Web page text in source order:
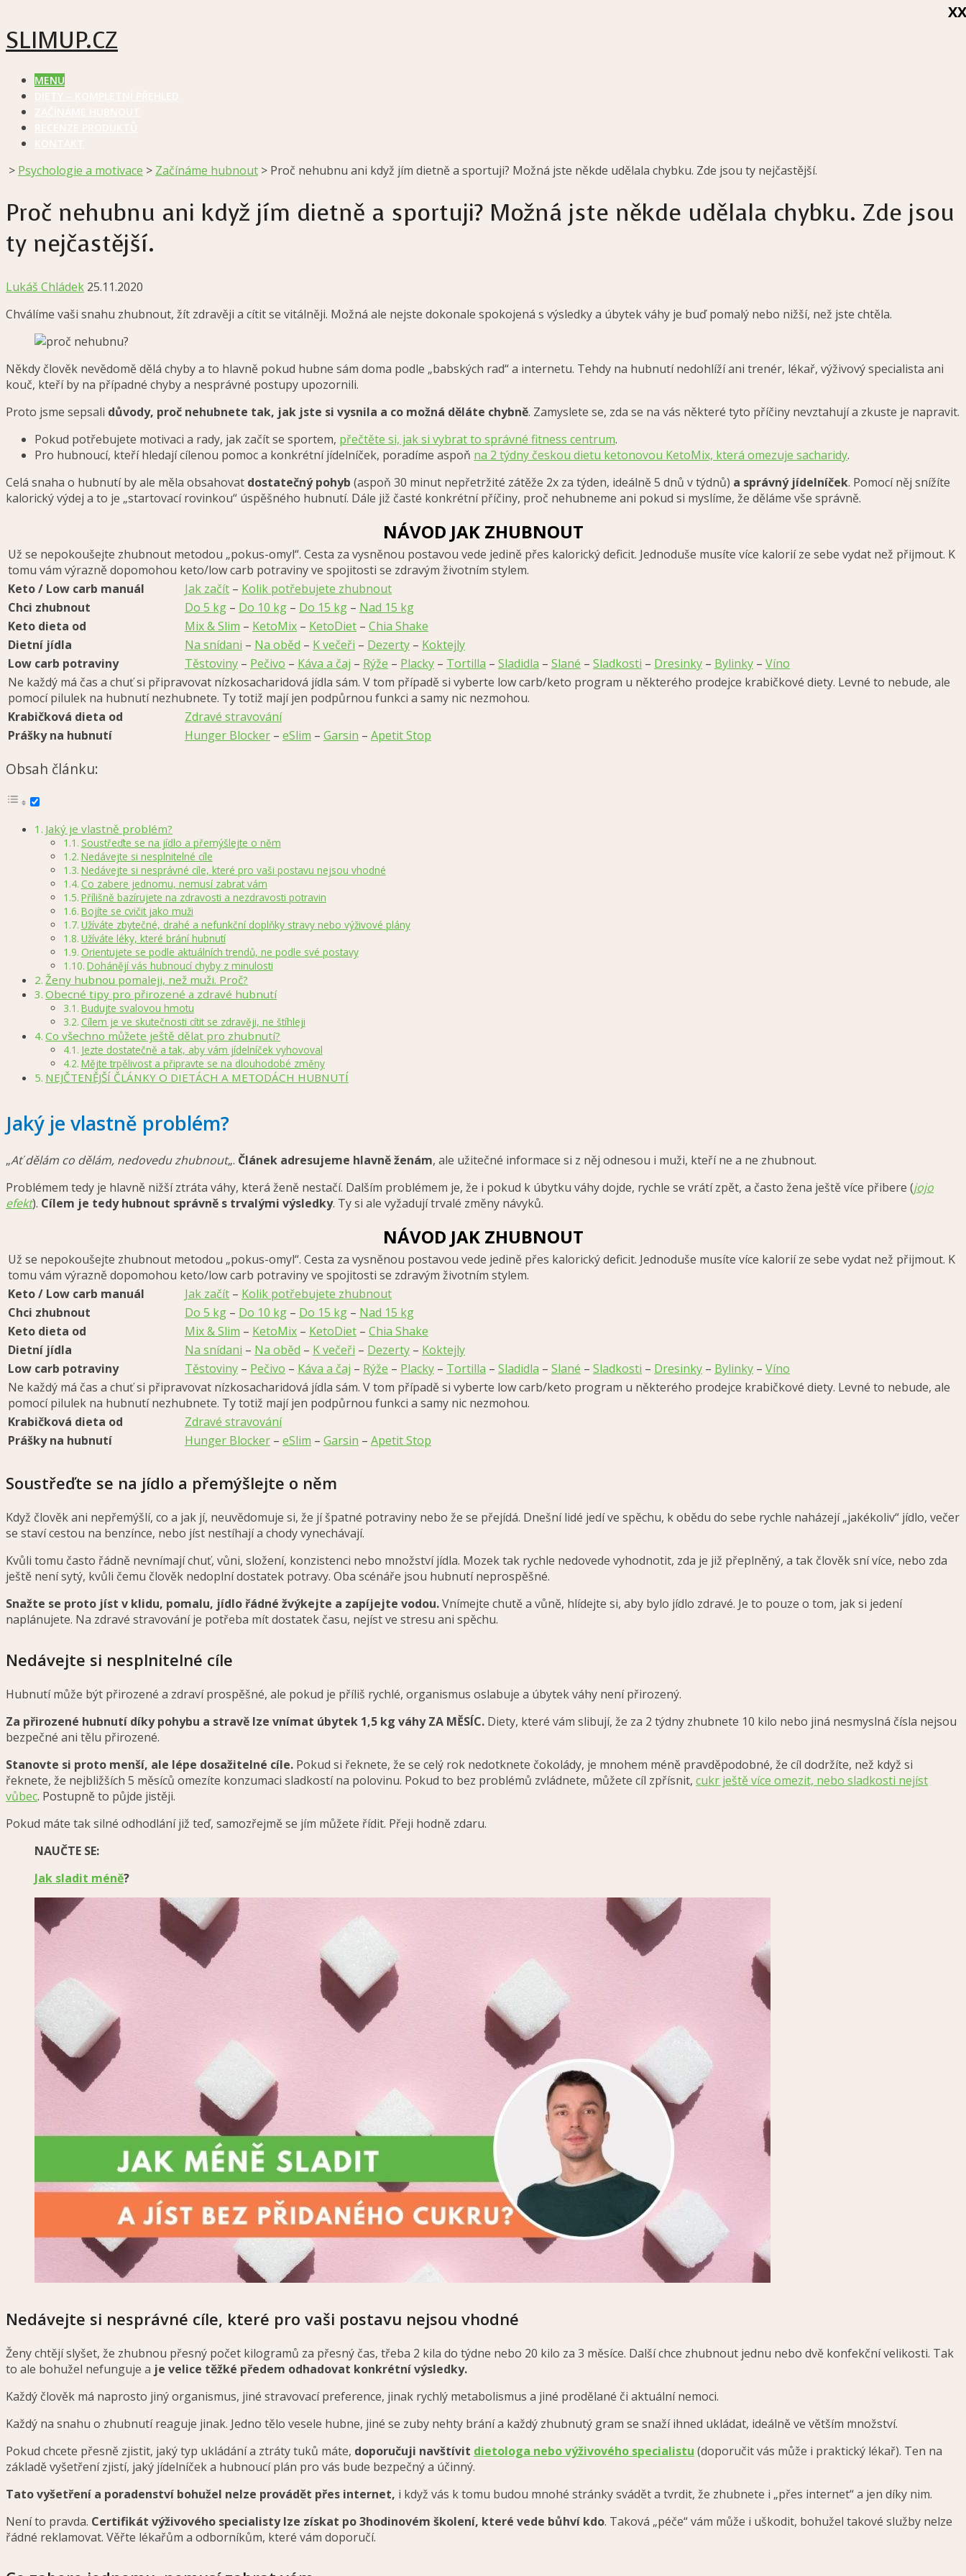
SLIMUP.CZ
MENU
> Psychologie a motivace > Začínáme hubnout > Proč nehubnu ani když jím dietně a sportuji? Možná jste někde udělala chybku. Zde jsou ty nejčastější.
Proč nehubnu ani když jím dietně a sportuji? Možná jste někde udělala chybku. Zde jsou
ty nejčastější.
Lukáš Chládek 25.11.2020
Chválíme vaši snahu zhubnout, žít zdravěji a cítit se vitálněji. Možná ale nejste dokonale spokojená s výsledky a úbytek váhy je buď pomalý nebo nižší, než jste chtěla.
Někdy člověk nevědomě dělá chyby a to hlavně pokud hubne sám doma podle „babských rad“ a internetu. Tehdy na hubnutí nedohlíží ani trenér, lékař, výživový specialista ani
kouč, kteří by na případné chyby a nesprávné postupy upozornili.
Proto jsme sepsali důvody, proč nehubnete tak, jak jste si vysnila a co možná děláte chybně. Zamyslete se, zda se na vás některé tyto příčiny nevztahují a zkuste je napravit.
Pokud potřebujete motivaci a rady, jak začít se sportem, přečtěte si, jak si vybrat to správné fitness centrum.
Pro hubnoucí, kteří hledají cílenou pomoc a konkrétní jídelníček, poradíme aspoň na 2 týdny českou dietu ketonovou KetoMix, která omezuje sacharidy.
Celá snaha o hubnutí by ale měla obsahovat dostatečný pohyb (aspoň 30 minut nepřetržité zátěže 2x za týden, ideálně 5 dnů v týdnů) a správný jídelníček. Pomocí něj snížíte
kalorický výdej a to je „startovací rovinkou“ úspěšného hubnutí. Dále již časté konkrétní příčiny, proč nehubneme ani pokud si myslíme, že děláme vše správně.
NÁVOD JAK ZHUBNOUT
Už se nepokoušejte zhubnout metodou „pokus-omyl“. Cesta za vysněnou postavou vede jedině přes kalorický deficit. Jednoduše musíte více kalorií ze sebe vydat než přijmout. K
tomu vám výrazně dopomohou keto/low carb potraviny ve spojitosti se zdravým životním stylem.
Keto / Low carb manuál
Jak začít – Kolik potřebujete zhubnout
Chci zhubnout
Do 5 kg – Do 10 kg – Do 15 kg – Nad 15 kg
Keto dieta od
Mix & Slim – KetoMix – KetoDiet – Chia Shake
Dietní jídla
Na snídani – Na oběd – K večeři – Dezerty – Koktejly
Low carb potraviny
Těstoviny – Pečivo – Káva a čaj – Rýže – Placky – Tortilla – Sladidla – Slané – Sladkosti – Dresinky – Bylinky – Víno
Ne každý má čas a chuť si připravovat nízkosacharidová jídla sám. V tom případě si vyberte low carb/keto program u některého prodejce krabičkové diety. Levné to nebude, ale
pomocí pilulek na hubnutí nezhubnete. Ty totiž mají jen podpůrnou funkci a samy nic nezmohou.
Krabičková dieta od
Zdravé stravování
Prášky na hubnutí
Hunger Blocker – eSlim – Garsin – Apetit Stop
Obsah článku:
Jaký je vlastně problém?
Soustřeďte se na jídlo a přemýšlejte o něm
Nedávejte si nesplnitelné cíle
Nedávejte si nesprávné cíle, které pro vaši postavu nejsou vhodné
Co zabere jednomu, nemusí zabrat vám
Přílišně bazírujete na zdravosti a nezdravosti potravin
Bojíte se cvičit jako muži
Užíváte zbytečné, drahé a nefunkční doplňky stravy nebo výživové plány
Užíváte léky, které brání hubnutí
Orientujete se podle aktuálních trendů, ne podle své postavy
Dohánějí vás hubnoucí chyby z minulosti
Ženy hubnou pomaleji, než muži. Proč?
Obecné tipy pro přirozené a zdravé hubnutí
Budujte svalovou hmotu
Cílem je ve skutečnosti cítit se zdravěji, ne štíhleji
Co všechno můžete ještě dělat pro zhubnutí?
Jezte dostatečně a tak, aby vám jídelníček vyhovoval
Mějte trpělivost a připravte se na dlouhodobé změny
NEJČTENĚJŠÍ ČLÁNKY O DIETÁCH A METODÁCH HUBNUTÍ
Jaký je vlastně problém?
„Ať dělám co dělám, nedovedu zhubnout„. Článek adresujeme hlavně ženám, ale užitečné informace si z něj odnesou i muži, kteří ne a ne zhubnout.
Problémem tedy je hlavně nižší ztráta váhy, která ženě nestačí. Dalším problémem je, že i pokud k úbytku váhy dojde, rychle se vrátí zpět, a často žena ještě více přibere (jojo
efekt). Cílem je tedy hubnout správně s trvalými výsledky. Ty si ale vyžadují trvalé změny návyků.
NÁVOD JAK ZHUBNOUT
Už se nepokoušejte zhubnout metodou „pokus-omyl“. Cesta za vysněnou postavou vede jedině přes kalorický deficit. Jednoduše musíte více kalorií ze sebe vydat než přijmout. K
tomu vám výrazně dopomohou keto/low carb potraviny ve spojitosti se zdravým životním stylem.
Keto / Low carb manuál
Jak začít – Kolik potřebujete zhubnout
Chci zhubnout
Do 5 kg – Do 10 kg – Do 15 kg – Nad 15 kg
Keto dieta od
Mix & Slim – KetoMix – KetoDiet – Chia Shake
Dietní jídla
Na snídani – Na oběd – K večeři – Dezerty – Koktejly
Low carb potraviny
Těstoviny – Pečivo – Káva a čaj – Rýže – Placky – Tortilla – Sladidla – Slané – Sladkosti – Dresinky – Bylinky – Víno
Ne každý má čas a chuť si připravovat nízkosacharidová jídla sám. V tom případě si vyberte low carb/keto program u některého prodejce krabičkové diety. Levné to nebude, ale
pomocí pilulek na hubnutí nezhubnete. Ty totiž mají jen podpůrnou funkci a samy nic nezmohou.
Krabičková dieta od
Zdravé stravování
Prášky na hubnutí
Hunger Blocker – eSlim – Garsin – Apetit Stop
Soustřeďte se na jídlo a přemýšlejte o něm
Když člověk ani nepřemýšlí, co a jak jí, neuvědomuje si, že jí špatné potraviny nebo že se přejídá. Dnešní lidé jedí ve spěchu, k obědu do sebe rychle naházejí „jakékoliv“ jídlo, večer
se staví cestou na benzínce, nebo jíst nestíhají a chody vynechávají.
Kvůli tomu často řádně nevnímají chuť, vůni, složení, konzistenci nebo množství jídla. Mozek tak rychle nedovede vyhodnotit, zda je již přeplněný, a tak člověk sní více, nebo zda
ještě není sytý, kvůli čemu člověk nedoplní dostatek potravy. Oba scénáře jsou hubnutí neprospěšné.
Snažte se proto jíst v klidu, pomalu, jídlo řádné žvýkejte a zapíjejte vodou.Vnímejte chutě a vůně, hlídejte si, aby bylo jídlo zdravé. Je to pouze o tom, jak si jedení
naplánujete. Na zdravé stravování je potřeba mít dostatek času, nejíst ve stresu ani spěchu.
Nedávejte si nesplnitelné cíle
Hubnutí může být přirozené a zdraví prospěšné, ale pokud je příliš rychlé, organismus oslabuje a úbytek váhy není přirozený.
Za přirozené hubnutí díky pohybu a stravě lze vnímat úbytek 1,5 kg váhy ZA MĚSÍC. Diety, které vám slibují, že za 2 týdny zhubnete 10 kilo nebo jiná nesmyslná čísla nejsou
bezpečné ani tělu přirozené.
Stanovte si proto menší, ale lépe dosažitelné cíle. Pokud si řeknete, že se celý rok nedotknete čokolády, je mnohem méně pravděpodobné, že cíl dodržíte, než když si
řeknete, že nejbližších 5 měsíců omezíte konzumaci sladkostí na polovinu. Pokud to bez problémů zvládnete, můžete cíl zpřísnit, cukr ještě více omezit, nebo sladkosti nejíst
vůbec. Postupně to půjde jistěji.
Pokud máte tak silné odhodlání již teď, samozřejmě se jím můžete řídit. Přeji hodně zdaru.
NAUČTE SE:
Jak sladit méně?
Nedávejte si nesprávné cíle, které pro vaši postavu nejsou vhodné
Ženy chtějí slyšet, že zhubnou přesný počet kilogramů za přesný čas, třeba 2 kila do týdne nebo 20 kilo za 3 měsíce. Další chce zhubnout jednu nebo dvě konfekční velikosti. Tak
to ale bohužel nefunguje a je velice těžké předem odhadovat konkrétní výsledky.
Každý člověk má naprosto jiný organismus, jiné stravovací preference, jinak rychlý metabolismus a jiné prodělané či aktuální nemoci.
Každý na snahu o zhubnutí reaguje jinak. Jedno tělo vesele hubne, jiné se zuby nehty brání a každý zhubnutý gram se snaží ihned ukládat, ideálně ve větším množství.
Pokud chcete přesně zjistit, jaký typ ukládání a ztráty tuků máte, doporučuji navštívit dietologa nebo výživového specialistu (doporučit vás může i praktický lékař). Ten na
základě vyšetření zjistí, jaký jídelníček a hubnoucí plán pro vás bude bezpečný a účinný.
Tato vyšetření a poradenství bohužel nelze provádět přes internet, i když vás k tomu budou mnohé stránky svádět a tvrdit, že zhubnete i „přes internet“ a jen díky nim.
Není to pravda. Certifikát výživového specialisty lze získat po 3hodinovém školení, které vede bůhví kdo. Taková „péče“ vám může i uškodit, bohužel takové služby nelze
řádné reklamovat. Věřte lékařům a odborníkům, které vám doporučí.
XX